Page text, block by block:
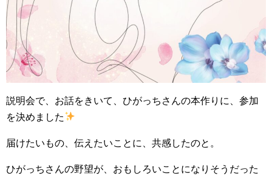
説明会で、お話をきいて、ひがっちさんの本作りに、参加
を決めました
届けたいもの、伝えたいことに、共感したのと。
ひがっちさんの野望が、おもしろいことになりそうだった